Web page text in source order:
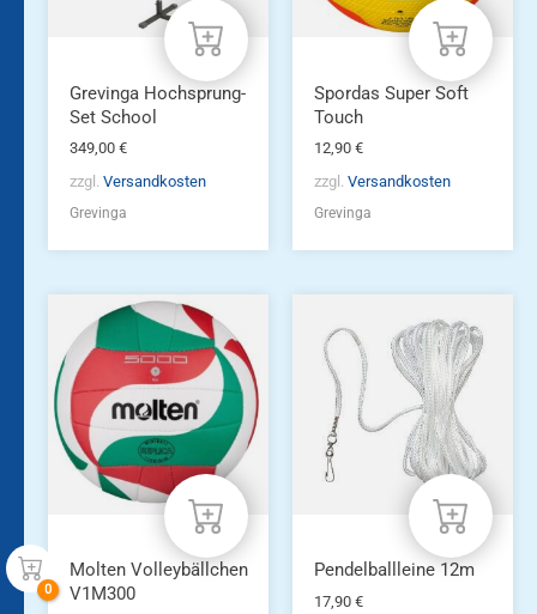
Grevinga Hochsprung-
Set School
349,00 €
zzgl. Versandkosten
Grevinga
Spordas Super Soft
Touch
12,90 €
zzgl. Versandkosten
Grevinga
Molten Volleybällchen
V1M300
Pendelballleine 12m
17,90 €